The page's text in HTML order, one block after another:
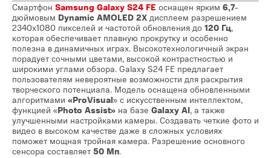
Смартфон Samsung Galaxy S24 FE оснащен ярким 6,7-
дюймовым Dynamic AMOLED 2X дисплеем разрешением
2340х1080 пикселей и частотой обновления до 120 Гц,
которая обеспечивает плавную прокрутку и особенно
полезна в динамичных играх. Высокотехнологичный экран
порадует сочными цветами, высокой контрастностью и
широкими углами обзора. Galaxy S24 FE предлагает
пользователям невероятные возможности для раскрытия
творческого потенциала. Модель оснащена обновленными
алгоритмами «ProVisual» с искусственным интеллектом,
функцией «Photo Assist» на базе Galaxy AI, а также
улучшенными настройками камеры. Создавать четкие фото и
видео в высоком качестве даже в сложных условиях
поможет мощная тройная камера. Разрешение основного
сенсора составляет 50 Мп.